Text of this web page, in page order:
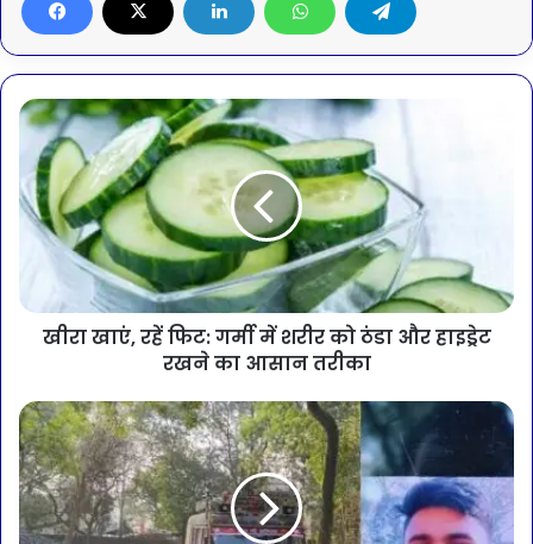
खीरा खाएं, रहें फिट: गर्मी में शरीर को ठंडा और हाइड्रेट
रखने का आसान तरीका